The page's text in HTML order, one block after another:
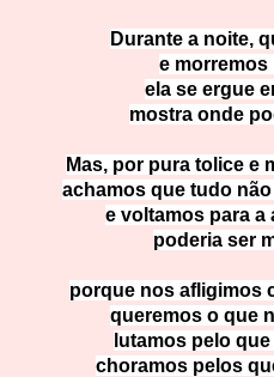
Durante a noite,
e morremos
ela se ergue
mostra onde
Mas, por pura tolice e
achamos que tudo
e voltamos para a
poderia ser
porque nos afligimos
queremos o que
lutamos pelo
choramos pelos